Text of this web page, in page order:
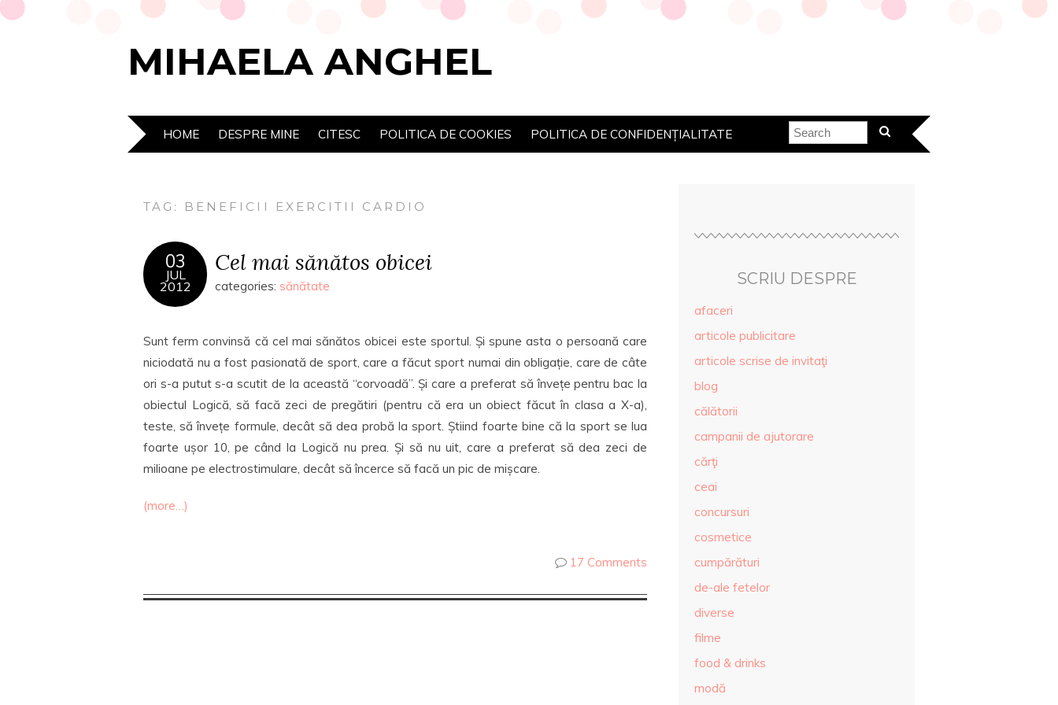
MIHAELA ANGHEL
HOME DESPRE MINE CITESC POLITICA DE COOKIES POLITICA DE CONFIDENȚIALITATE
TAG: BENEFICII EXERCITII CARDIO
03
JUL
2012
Cel mai sănătos obicei
categories: sănătate
Sunt ferm convinsă că cel mai sănătos obicei este sportul. Și spune asta o persoană care
niciodată nu a fost pasionată de sport, care a făcut sport numai din obligație, care de câte
ori s-a putut s-a scutit de la această “corvoadă”. Și care a preferat să învețe pentru bac la
obiectul Logică, să facă zeci de pregătiri (pentru că era un obiect făcut în clasa a X-a),
teste, să învețe formule, decât să dea probă la sport. Știind foarte bine că la sport se lua
foarte ușor 10, pe când la Logică nu prea. Și să nu uit, care a preferat să dea zeci de
milioane pe electrostimulare, decât să încerce să facă un pic de mișcare.
(more…)
17 Comments
SCRIU DESPRE
afaceri
articole publicitare
articole scrise de invitaţi
blog
călătorii
campanii de ajutorare
cărţi
ceai
concursuri
cosmetice
cumpărături
de-ale fetelor
diverse
filme
food & drinks
modă